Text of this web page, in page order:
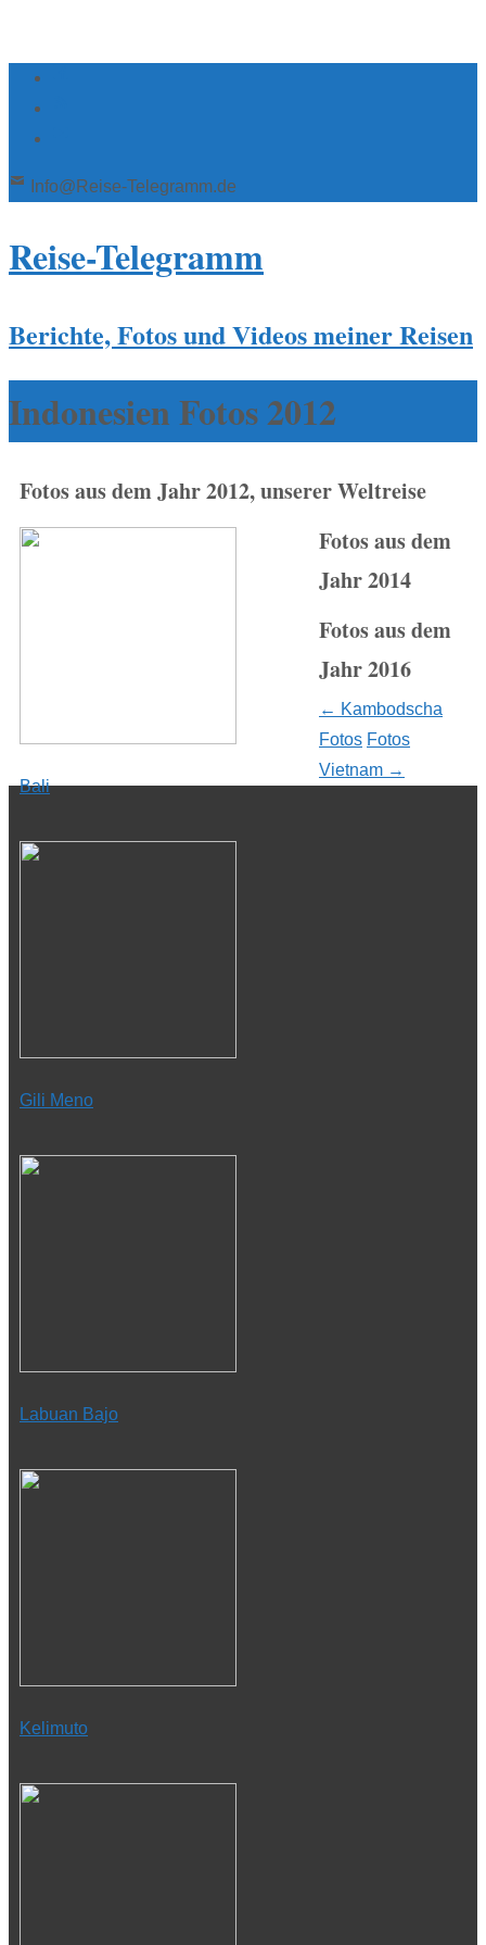
Info@Reise-Telegramm.de
Reise-Telegramm
Berichte, Fotos und Videos meiner Reisen
Indonesien Fotos 2012
Fotos aus dem Jahr 2012, unserer Weltreise
Bali
Gili Meno
Labuan Bajo
Kelimuto
Fotos aus dem
Jahr 2014
Fotos aus dem
Jahr 2016
← Kambodscha
Fotos Fotos
Vietnam →